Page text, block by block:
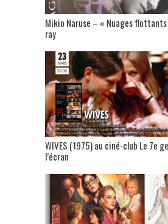
Mikio Naruse – « Nuages
ray
WIVES (1975) au ciné-club Le 7e
l’écran